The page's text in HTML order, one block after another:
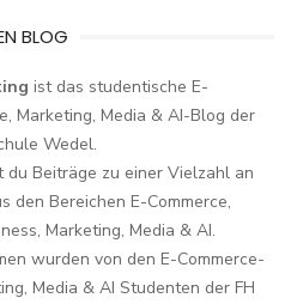
BLOG
ist das studentische E-
Marketing, Media & AI-Blog der
Wedel.
du Beiträge zu einer Vielzahl an
den Bereichen E-Commerce,
Marketing, Media & AI.
wurden von den E-Commerce-
Media & AI Studenten der FH